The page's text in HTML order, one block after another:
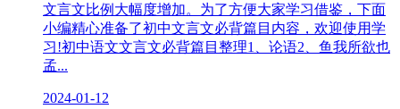
文言文比例大幅度增加。为了方便大家学习借鉴，下面
小编精心准备了初中文言文必背篇目内容，欢迎使用学
习!初中语文文言文必背篇目整理1、论语2、鱼我所欲也
孟...
2024-01-12